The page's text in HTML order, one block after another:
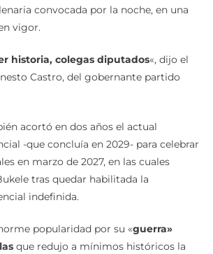
convocada por la noche, en una
vigor.
historia, colegas diputados«, dijo el
Castro, del gobernante partido
acortó en dos años el actual
-que concluía en 2029- para celebrar
en marzo de 2027, en las cuales
tras quedar habilitada la
indefinida.
popularidad por su «guerra»
que redujo a mínimos históricos la